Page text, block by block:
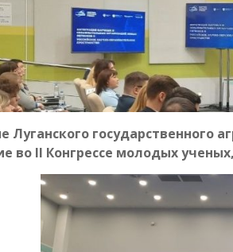
Луганского государственного
во II Конгрессе молодых